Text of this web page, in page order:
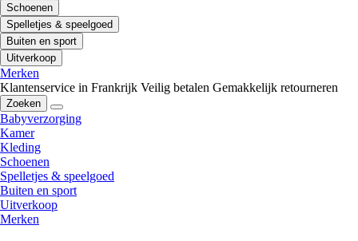
Schoenen
Spelletjes & speelgoed
Buiten en sport
Uitverkoop
Merken
Klantenservice in Frankrijk Veilig betalen Gemakkelijk retourneren
Zoeken
Babyverzorging
Kamer
Kleding
Schoenen
Spelletjes & speelgoed
Buiten en sport
Uitverkoop
Merken